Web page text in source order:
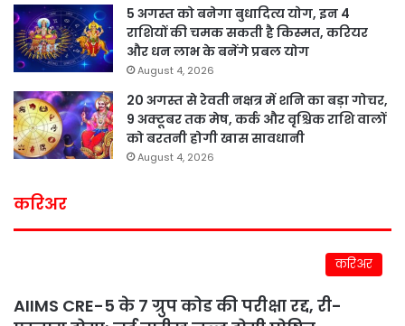
5 अगस्त को बनेगा बुधादित्य योग, इन 4
राशियों की चमक सकती है किस्मत, करियर
और धन लाभ के बनेंगे प्रबल योग
August 4, 2026
20 अगस्त से रेवती नक्षत्र में शनि का बड़ा गोचर,
9 अक्टूबर तक मेष, कर्क और वृश्चिक राशि वालों
को बरतनी होगी खास सावधानी
August 4, 2026
करिअर
करिअर
AIIMS CRE-5 के 7 ग्रुप कोड की परीक्षा रद्द, री-